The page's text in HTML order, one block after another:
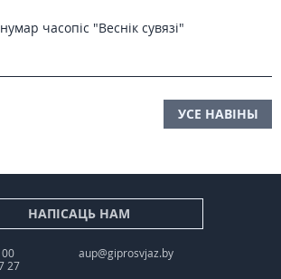
часопіс "Веснiк сувязi"
УСЕ НАВІНЫ
НАПІСАЦЬ НАМ
27
aup@giprosvjaz.by